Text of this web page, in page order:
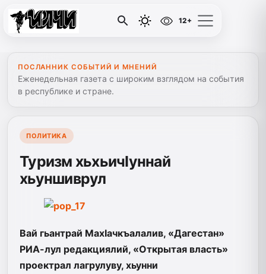
12+
ПОСЛАННИК СОБЫТИЙ И МНЕНИЙ
Еженедельная газета с широким взглядом на события
в республике и стране.
ПОЛИТИКА
Туризм хьхьичIуннай
хьуншиврул
Вай гьантрай МахIачкъалалив, «Дагестан»
РИА-лул редакциялий, «Открытая власть»
проектрал лагрулуву, хьунни